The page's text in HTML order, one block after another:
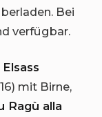
Bei
verfügbar.
mit Birne,
Ragù alla